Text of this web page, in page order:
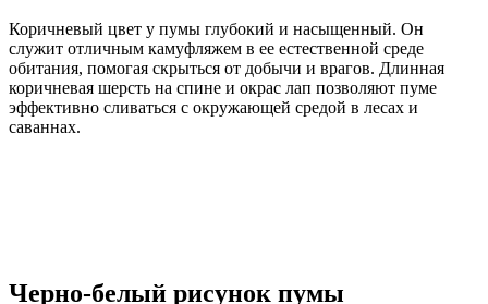
Коричневый цвет у пумы глубокий и насыщенный. Он
служит отличным камуфляжем в ее естественной среде
обитания, помогая скрыться от добычи и врагов. Длинная
коричневая шерсть на спине и окрас лап позволяют пуме
эффективно сливаться с окружающей средой в лесах и
саваннах.
Черно-белый рисунок пумы